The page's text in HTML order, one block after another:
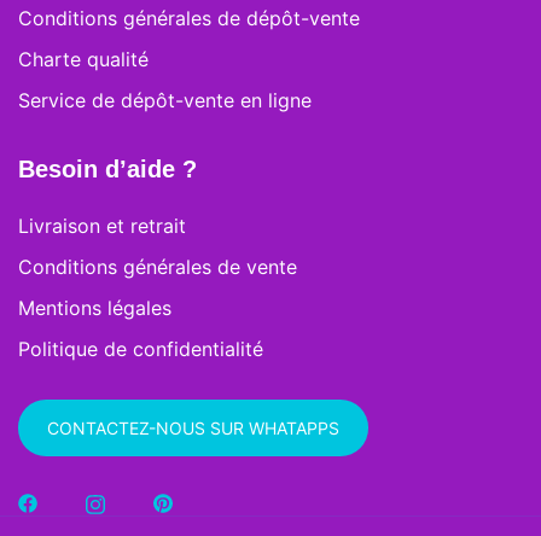
Conditions générales de dépôt-vente
Charte qualité
Service de dépôt-vente en ligne
Besoin d’aide ?
Livraison et retrait
Conditions générales de vente
Mentions légales
Politique de confidentialité
CONTACTEZ-NOUS SUR WHATAPPS